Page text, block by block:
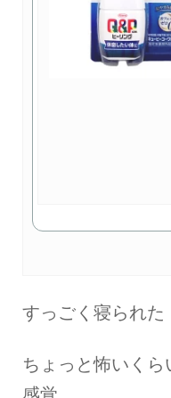
すっごく寝られた
ちょっと怖いく